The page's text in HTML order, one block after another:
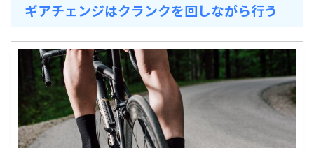
ギアチェンジはクランクを回しながら行う